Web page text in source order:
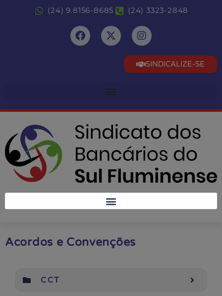
(24) 9.8156-8685 (24) 3323-2848
SINDICALIZE-SE
Acordos e Convenções
CCT